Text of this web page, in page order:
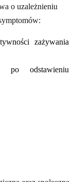
o uzależnieniu
zażywania
po odstawieniu